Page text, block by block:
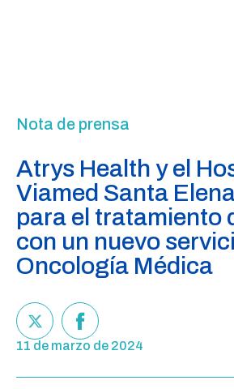
Nota de prensa
Atrys Health y el
Viamed Santa
para el tratamiento
con un nuevo
Oncología Médica
11 de marzo de 2024